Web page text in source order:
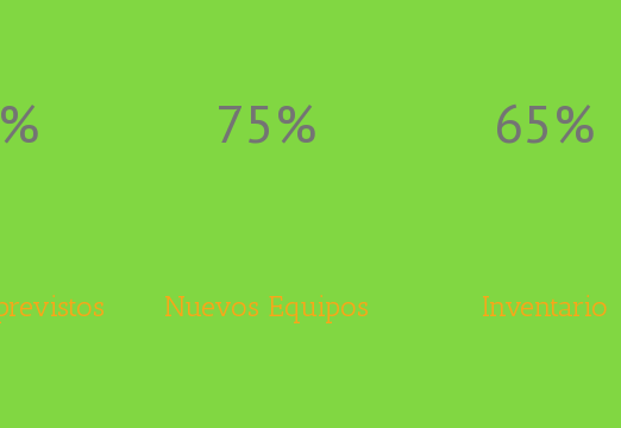
75%
Nuevos Equipos
65%
Inventario